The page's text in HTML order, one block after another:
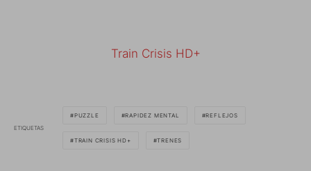
Train Crisis HD+
ETIQUETAS
PUZZLE RAPIDEZ MENTAL REFLEJOS
TRAIN CRISIS HD+ TRENES